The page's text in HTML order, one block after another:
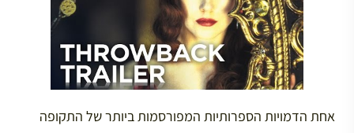
אחת הדמויות הספרותיות המפורסמות ביותר של התקופה